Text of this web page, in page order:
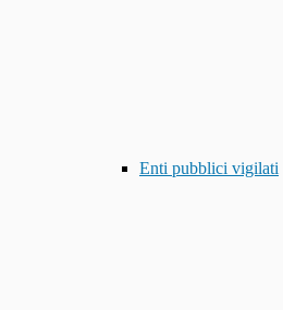
Enti pubblici vigilati